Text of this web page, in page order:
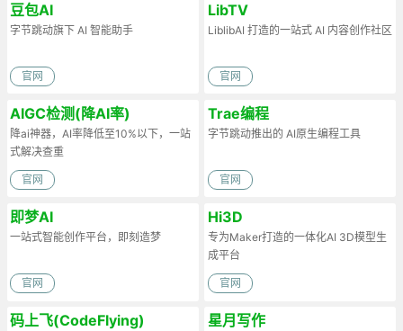
豆包AI
字节跳动旗下 AI 智能助手
官网
LibTV
LiblibAI 打造的一站式 AI 内容创作社区
官网
AIGC检测(降AI率)
降ai神器，AI率降低至10%以下，一站
式解决查重
官网
Trae编程
字节跳动推出的 AI原生编程工具
官网
即梦AI
一站式智能创作平台，即刻造梦
官网
Hi3D
专为Maker打造的一体化AI 3D模型生
成平台
官网
码上飞(CodeFlying) 星月写作